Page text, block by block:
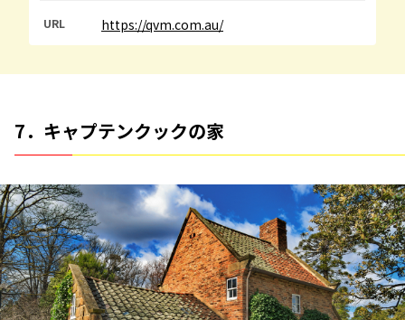
URL https://qvm.com.au/
7．キャプテンクックの家